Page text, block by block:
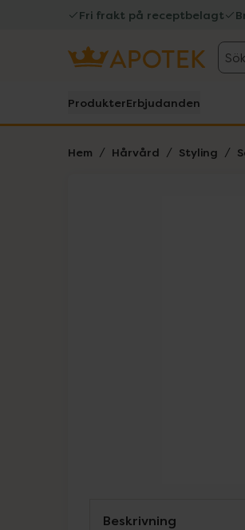
Fri frakt på receptbelagt
Sök
ProdukterErbjudanden
Hem Hårvård Styling
Beskrivning